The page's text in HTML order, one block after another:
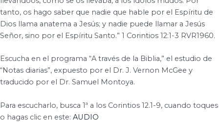
tanto, os hago saber que nadie que hable por el Espíritu de
Dios llama anatema a Jesús; y nadie puede llamar a Jesús
Señor, sino por el Espíritu Santo.” 1 Corintios 12:1-3 RVR1960.
Escucha en el programa “A través de la Biblia,” el estudio de
“Notas diarias”, expuesto por el Dr. J. Vernon McGee y
traducido por el Dr. Samuel Montoya.
Para escucharlo, busca 1ª a los Corintios 12.1-9, cuando toques
o hagas clic en este: AUDIO